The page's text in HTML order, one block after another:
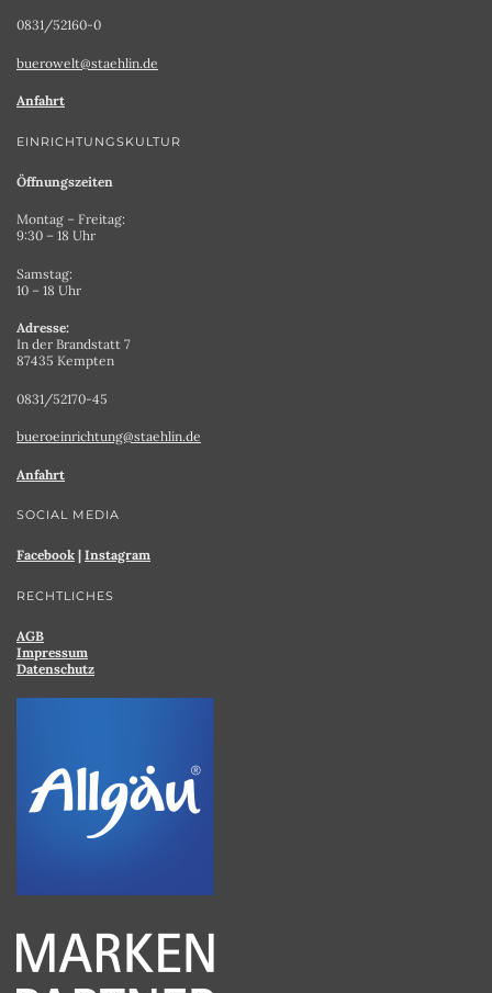
0831/52160-0
buerowelt@staehlin.de
Anfahrt
EINRICHTUNGSKULTUR
Öffnungszeiten
Montag – Freitag:
9:30 – 18 Uhr
Samstag:
10 – 18 Uhr
Adresse:
In der Brandstatt 7
87435 Kempten
0831/52170-45
bueroeinrichtung@staehlin.de
Anfahrt
SOCIAL MEDIA
Facebook | Instagram
RECHTLICHES
AGB
Impressum
Datenschutz